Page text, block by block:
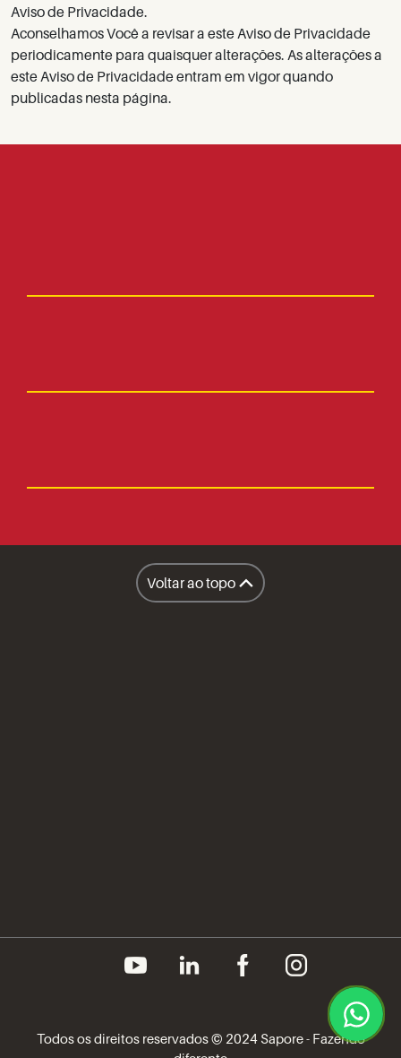
Aviso de Privacidade.
Aconselhamos Você a revisar a este Aviso de Privacidade
periodicamente para quaisquer alterações. As alterações a
este Aviso de Privacidade entram em vigor quando
publicadas nesta página.
Lanchonete Móvel
RestaurantesVoltar ao topo
Todos os direitos reservados © 2024 Sapore - Fazendo